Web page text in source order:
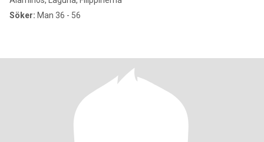
Söker: Man 36 - 56